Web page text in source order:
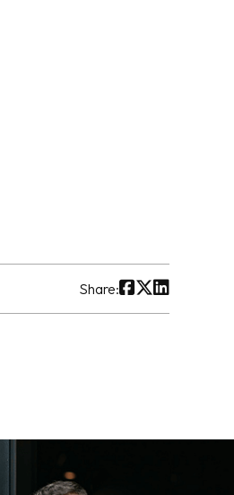
Share: